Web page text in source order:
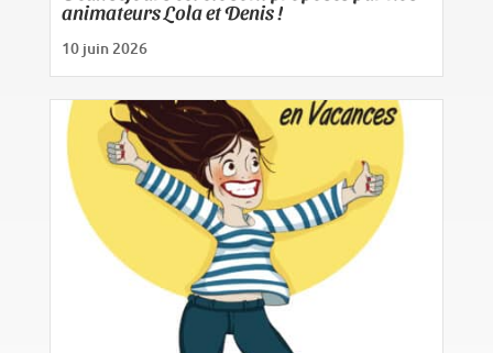
animateurs Lola et Denis !
10 juin 2026